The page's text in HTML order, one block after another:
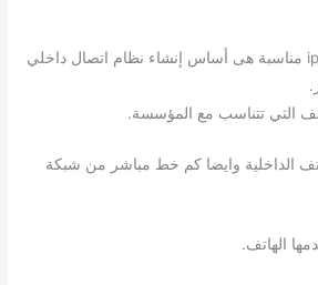
اختيار بدالة ip pbx مناسبة هى أساس إنشاء نظام اتصال داخلي
التي تتناسب مع المؤسسة.
الداخلية وايضا كم خط مباشر من شبكة
الهاتف.